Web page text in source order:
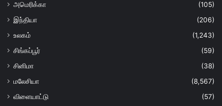
அமெரிக்கா
(105)
இந்தியா
(206)
உலகம்
(1,243)
சிங்கப்பூர்
(59)
சினிமா
(38)
மலேசியா
(8,567)
விளையாட்டு
(57)